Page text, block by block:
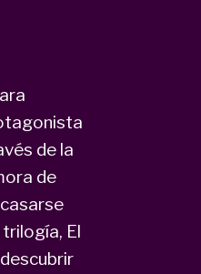
de la
de
El